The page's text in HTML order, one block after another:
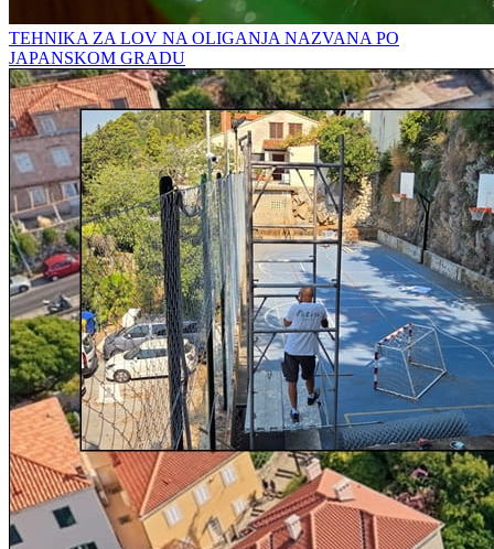
TEHNIKA ZA LOV NA OLIGANJA NAZVANA PO
JAPANSKOM GRADU